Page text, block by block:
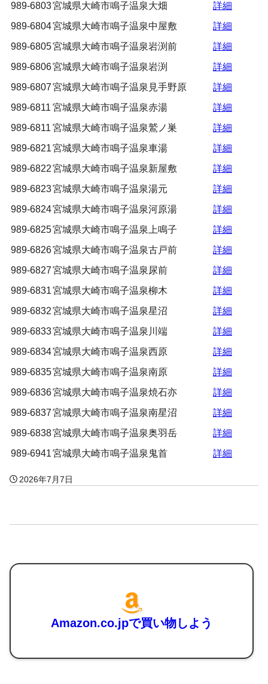
989-6803宮城県大崎市鳴子温泉大畑
詳細
989-6804宮城県大崎市鳴子温泉中屋敷
詳細
989-6805宮城県大崎市鳴子温泉岩渕前
詳細
989-6806宮城県大崎市鳴子温泉岩渕
詳細
989-6807宮城県大崎市鳴子温泉見手野原
詳細
989-6811 宮城県大崎市鳴子温泉赤湯
詳細
989-6811 宮城県大崎市鳴子温泉鷲ノ巣
詳細
989-6821宮城県大崎市鳴子温泉車湯
詳細
989-6822宮城県大崎市鳴子温泉新屋敷
詳細
989-6823宮城県大崎市鳴子温泉湯元
詳細
989-6824宮城県大崎市鳴子温泉河原湯
詳細
989-6825宮城県大崎市鳴子温泉上鳴子
詳細
989-6826宮城県大崎市鳴子温泉古戸前
詳細
989-6827宮城県大崎市鳴子温泉尿前
詳細
989-6831宮城県大崎市鳴子温泉柳木
詳細
989-6832宮城県大崎市鳴子温泉星沼
詳細
989-6833宮城県大崎市鳴子温泉川端
詳細
989-6834宮城県大崎市鳴子温泉西原
詳細
989-6835宮城県大崎市鳴子温泉南原
詳細
989-6836宮城県大崎市鳴子温泉焼石亦
詳細
989-6837宮城県大崎市鳴子温泉南星沼
詳細
989-6838宮城県大崎市鳴子温泉奥羽岳
詳細
989-6941宮城県大崎市鳴子温泉鬼首 詳細
2026年7月7日
Amazon.co.jpで買い物しよう